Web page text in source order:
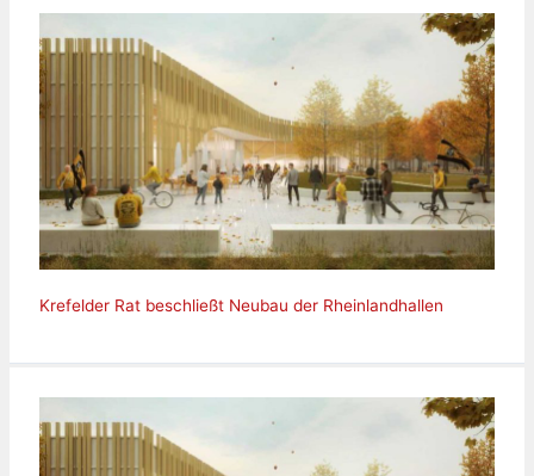
Krefelder Rat beschließt Neubau der Rheinlandhallen